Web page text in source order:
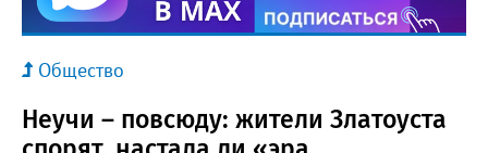
Общество
Неучи – повсюду: жители Златоуста